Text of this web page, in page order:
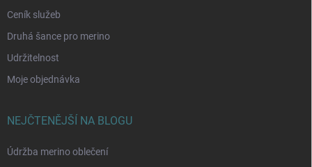
Ceník služeb
Druhá šance pro merino
Udržitelnost
Moje objednávka
NEJČTENĚJŠÍ NA BLOGU
Údržba merino oblečení